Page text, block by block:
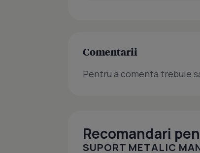
Comentarii
Pentru a comenta trebuie
Recomandari
SUPORT METALIC